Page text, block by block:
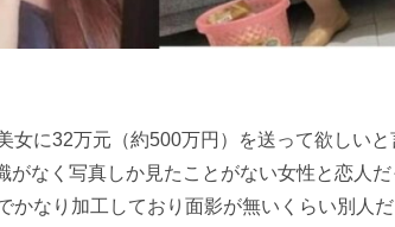
女に32万元（約500万円）を送って欲しいと
がなく写真しか見たことがない女性と恋人
かなり加工しており面影が無いくらい別人